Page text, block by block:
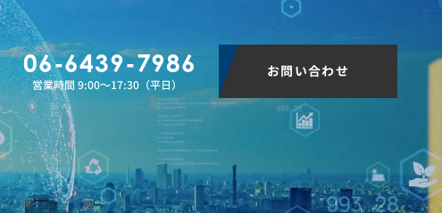
06-6439-7986
営業時間 9:00〜17:30（平日）
お問い合わせ